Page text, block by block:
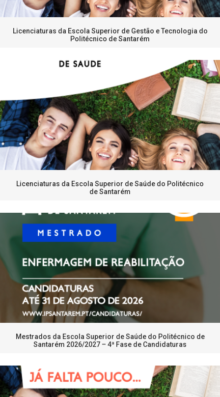
Licenciaturas da Escola Superior de Gestão e Tecnologia do
Politécnico de Santarém
Licenciaturas da Escola Superior de Saúde do Politécnico
de Santarém
Mestrados da Escola Superior de Saúde do Politécnico de
Santarém 2026/2027 – 4ª Fase de Candidaturas